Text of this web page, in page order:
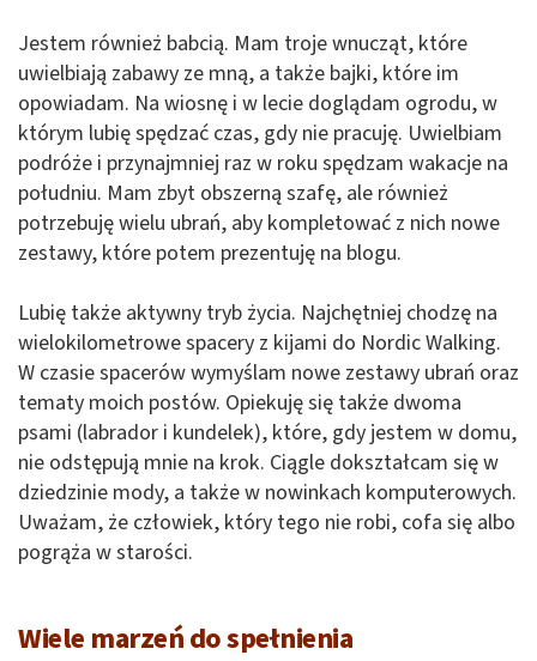
Jestem również babcią. Mam troje wnucząt, które
uwielbiają zabawy ze mną, a także bajki, które im
opowiadam. Na wiosnę i w lecie doglądam ogrodu, w
którym lubię spędzać czas, gdy nie pracuję. Uwielbiam
podróże i przynajmniej raz w roku spędzam wakacje na
południu. Mam zbyt obszerną szafę, ale również
potrzebuję wielu ubrań, aby kompletować z nich nowe
zestawy, które potem prezentuję na blogu.
Lubię także aktywny tryb życia. Najchętniej chodzę na
wielokilometrowe spacery z kijami do Nordic Walking.
W czasie spacerów wymyślam nowe zestawy ubrań oraz
tematy moich postów. Opiekuję się także dwoma
psami (labrador i kundelek), które, gdy jestem w domu,
nie odstępują mnie na krok. Ciągle dokształcam się w
dziedzinie mody, a także w nowinkach komputerowych.
Uważam, że człowiek, który tego nie robi, cofa się albo
pogrąża w starości.
Wiele marzeń do spełnienia